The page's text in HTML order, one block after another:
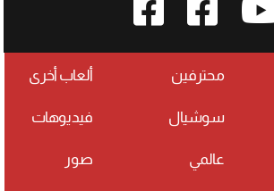
محترفين
سوشيال
عالمي
ألعاب أخرى
فيديوهات
صور